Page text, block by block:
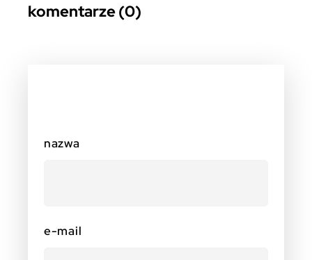
komentarze (0)
nazwa
e-mail